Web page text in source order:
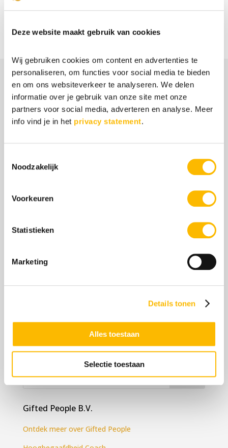
Deze website maakt gebruik van cookies
Wij gebruiken cookies om content en advertenties te
personaliseren, om functies voor social media te bieden
en om ons websiteverkeer te analyseren. We delen
informatie over je gebruik van onze site met onze
partners voor social media, adverteren en analyse. Meer
info vind je in het privacy statement.
Noodzakelijk
Voorkeuren
Statistieken
Marketing
Details tonen
Alles toestaan
Selectie toestaan
Aanbod
Anders, Intens en Snel, een introductie in
Gratis Masterclass over hoogbegaafdheid
Ontdek meer over HB
Test Hoogbegaafdheid
Kinderen en Hoogbegaafdheid
Kenmerken hoogbegaafdheid
Hoe herken je hoogbegaafdheid
Gifted People B.V.
Ontdek meer over Gifted People